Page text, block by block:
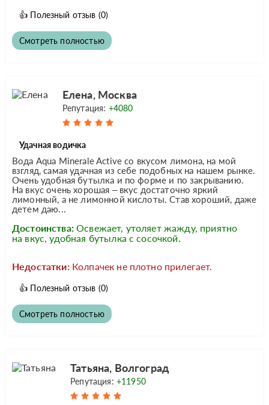
👍 Полезный отзыв (0)
Смотреть полностью
Елена, Москва
Репутация: +4080
Удачная водичка
Вода Aqua Minerale Active со вкусом лимона, на мой
взгляд, самая удачная из себе подобных на нашем рынке.
Очень удобная бутылка и по форме и по закрыванию.
На вкус очень хорошая – вкус достаточно яркий
лимонный, а не лимонной кислоты. Став хороший, даже
детем даю...
Достоинства: Освежает, утоляет жажду, приятно
на вкус, удобная бутылка с сосочкой.
Недостатки: Колпачек не плотно прилегает.
👍 Полезный отзыв (0)
Смотреть полностью
Татьяна, Волгоград
Репутация: +11950